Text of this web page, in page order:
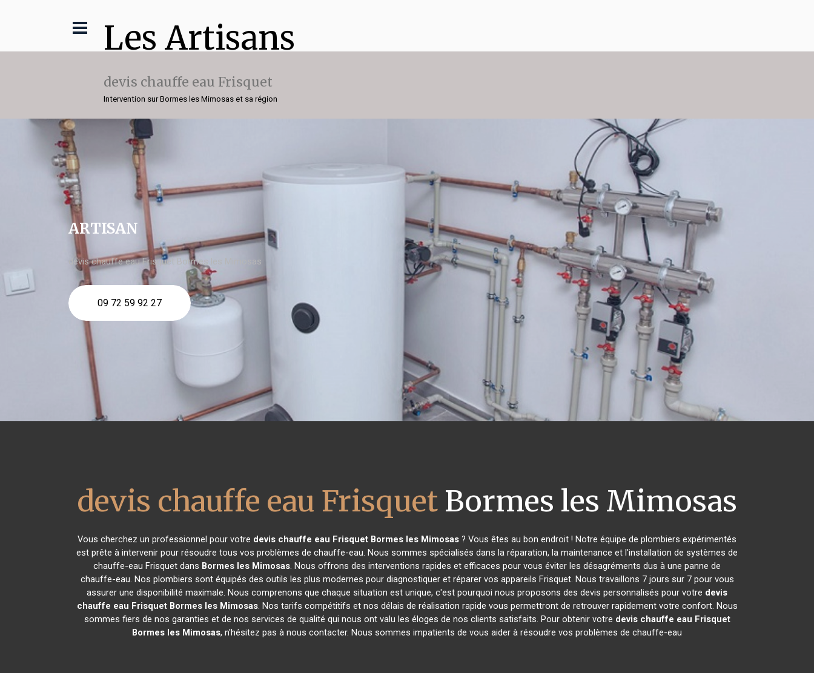
Les Artisans
devis chauffe eau Frisquet
Intervention sur Bormes les Mimosas et sa région
ARTISAN
devis chauffe eau Frisquet Bormes les Mimosas
09 72 59 92 27
devis chauffe eau Frisquet Bormes les Mimosas
Vous cherchez un professionnel pour votre devis chauffe eau Frisquet Bormes les Mimosas ? Vous êtes au bon endroit ! Notre équipe de plombiers expérimentés
est prête à intervenir pour résoudre tous vos problèmes de chauffe-eau. Nous sommes spécialisés dans la réparation, la maintenance et l'installation de systèmes de
chauffe-eau Frisquet dans Bormes les Mimosas. Nous offrons des interventions rapides et efficaces pour vous éviter les désagréments dus à une panne de
chauffe-eau. Nos plombiers sont équipés des outils les plus modernes pour diagnostiquer et réparer vos appareils Frisquet. Nous travaillons 7 jours sur 7 pour vous
assurer une disponibilité maximale. Nous comprenons que chaque situation est unique, c'est pourquoi nous proposons des devis personnalisés pour votre devis
chauffe eau Frisquet Bormes les Mimosas. Nos tarifs compétitifs et nos délais de réalisation rapide vous permettront de retrouver rapidement votre confort. Nous
sommes fiers de nos garanties et de nos services de qualité qui nous ont valu les éloges de nos clients satisfaits. Pour obtenir votre devis chauffe eau Frisquet
Bormes les Mimosas, n'hésitez pas à nous contacter. Nous sommes impatients de vous aider à résoudre vos problèmes de chauffe-eau